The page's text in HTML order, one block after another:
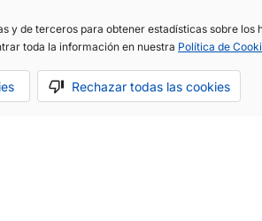
y de terceros para obtener estadísticas sobre
toda la información en nuestra Política de
Rechazar todas las cookies